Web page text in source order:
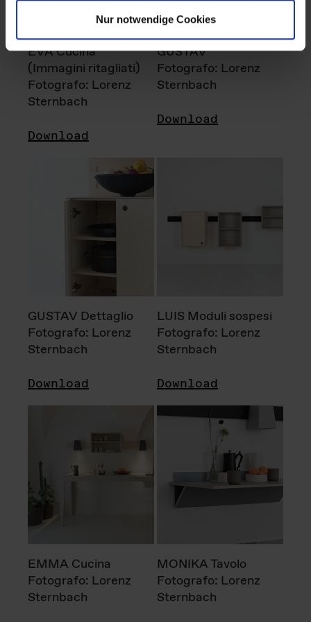
Nur notwendige Cookies
EVA Cucina
(Immagini ritagliati)
Fotografo: Lorenz
Sternbach
Download
GUSTAV
Fotografo: Lorenz
Sternbach
Download
GUSTAV Dettaglio
Fotografo: Lorenz
Sternbach
Download
LUIS Moduli sospesi
Fotografo: Lorenz
Sternbach
Download
EMMA Cucina
Fotografo: Lorenz
Sternbach
MONIKA Tavolo
Fotografo: Lorenz
Sternbach